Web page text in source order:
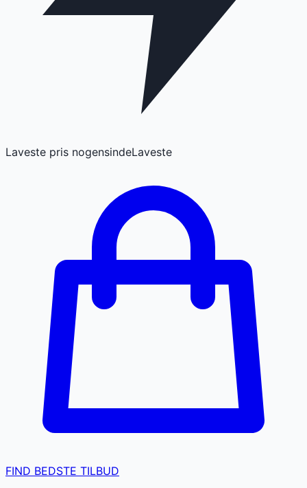
Laveste pris nogensindeLaveste
FIND BEDSTE TILBUD